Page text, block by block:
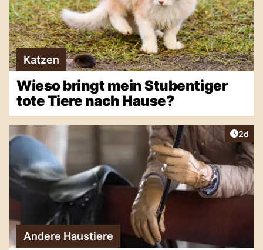
Katzen
Wieso bringt mein Stubentiger
tote Tiere nach Hause?
2d
Andere Haustiere